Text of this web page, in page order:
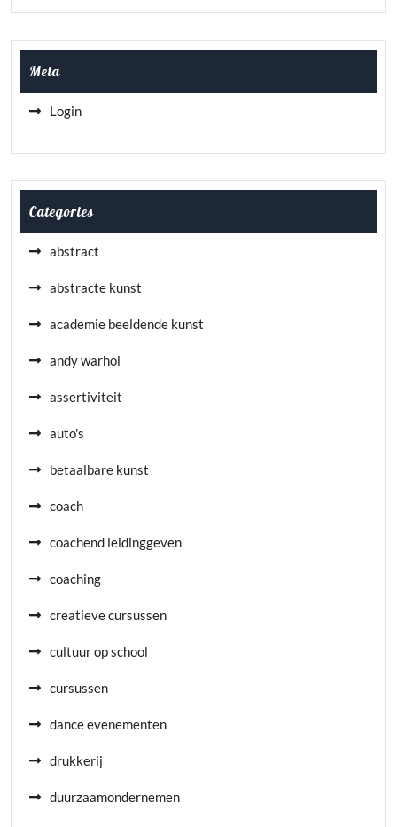
Meta
Login
Categories
abstract
abstracte kunst
academie beeldende kunst
andy warhol
assertiviteit
auto's
betaalbare kunst
coach
coachend leidinggeven
coaching
creatieve cursussen
cultuur op school
cursussen
dance evenementen
drukkerij
duurzaamondernemen